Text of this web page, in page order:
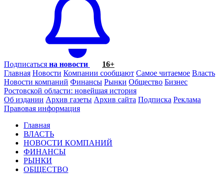
Подписаться на новости
16+
Главная Новости Компании сообщают Самое читаемое Власть
Новости компаний Финансы Рынки Общество Бизнес
Ростовской области: новейшая история
Об издании Архив газеты Архив сайта Подписка Реклама
Правовая информация
Главная
ВЛАСТЬ
НОВОСТИ КОМПАНИЙ
ФИНАНСЫ
РЫНКИ
ОБЩЕСТВО